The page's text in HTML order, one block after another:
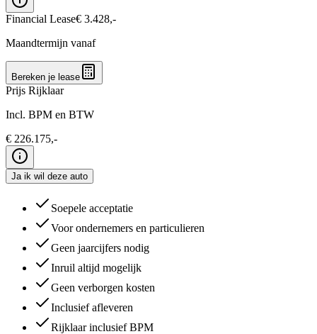
Financial Lease€ 3.428,-
Maandtermijn vanaf
Bereken je lease
Prijs Rijklaar
Incl. BPM en BTW
€ 226.175,-
Ja ik wil deze auto
Soepele acceptatie
Voor ondernemers en particulieren
Geen jaarcijfers nodig
Inruil altijd mogelijk
Geen verborgen kosten
Inclusief afleveren
Rijklaar inclusief BPM